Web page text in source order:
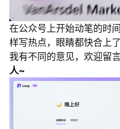
在公众号上开始动笔的时
样写热点，眼睛都快合上
我有不同的意见，欢迎留言
人~